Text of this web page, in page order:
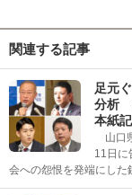
関連する記事
足元
分析
本紙
山口
11日に
会への怨恨を発端にし